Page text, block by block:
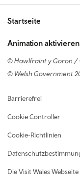
Startseite
Animation aktivieren
© Hawlfraint y Goron /
© Welsh Government
Footer navigation
Barrierefrei
Cookie Controller
Cookie-Richtlinien
Die Visit Wales Webseite